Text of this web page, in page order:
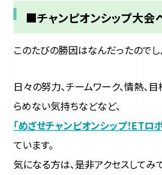
■チャンピオンシップ大会
このたびの勝因はなんだったのでし
日々の努力、チームワーク、情熱、
らめない気持ちなどなど、
「めざせチャンピオンシップ！ETロ
ています。
気になる方は、是非アクセスしてみ